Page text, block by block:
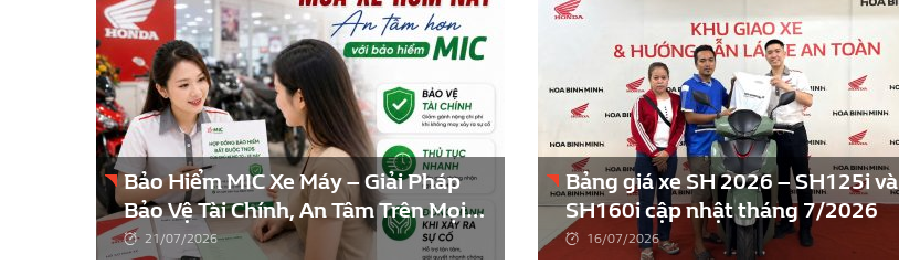
Bảo Hiểm MIC Xe Máy – Giải Pháp
Bảo Vệ Tài Chính, An Tâm Trên Mọi
Hành Trình
21/07/2026
Bảng giá xe SH 2026 – SH125i và
SH160i cập nhật tháng 7/2026
16/07/2026